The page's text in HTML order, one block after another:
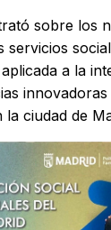
sobre los
a la
ciudad de